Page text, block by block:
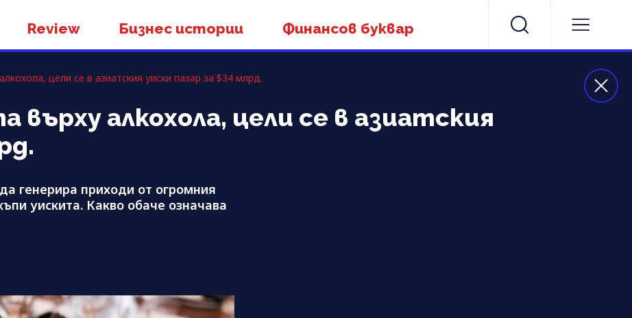
Review Бизнес истории Финансов буквар
цели се в азиатския уиски пазар за $34 млрд.
върху алкохола, цели се в азиатския
генерира приходи от огромния
уискита. Какво обаче означава